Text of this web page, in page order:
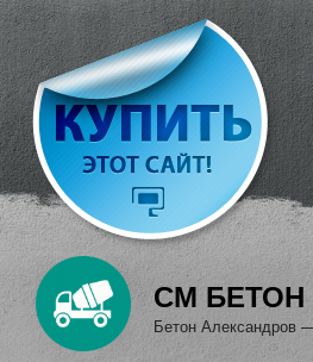
Перейти
к
содержимому
СМ БЕТОН
Бетон Александров